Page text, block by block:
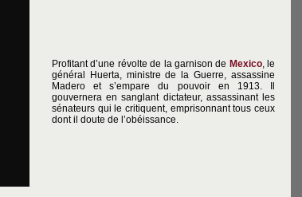
Profitant d’une révolte de la garnison de Mexico, le
général Huerta, ministre de la Guerre, assassine
Madero et s’empare du pouvoir en 1913. Il
gouvernera en sanglant dictateur, assassinant les
sénateurs qui le critiquent, emprisonnant tous ceux
dont il doute de l’obéissance.